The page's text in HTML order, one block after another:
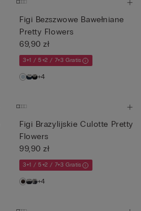
Figi Bezszwowe Bawełniane
Pretty Flowers
69,90 zł
3+1 / 5+2 / 7+3 Gratis
+4
Figi Brazylijskie Culotte Pretty
Flowers
99,90 zł
3+1 / 5+2 / 7+3 Gratis
+4